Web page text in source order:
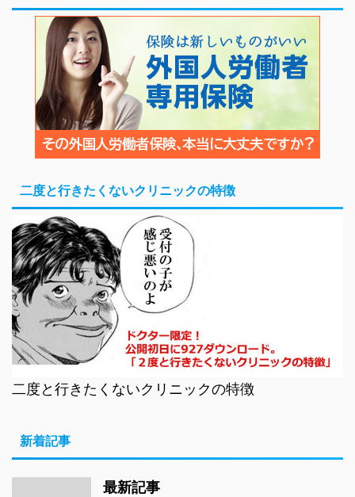
二度と行きたくないクリニックの特徴
二度と行きたくないクリニックの特徴
新着記事
最新記事